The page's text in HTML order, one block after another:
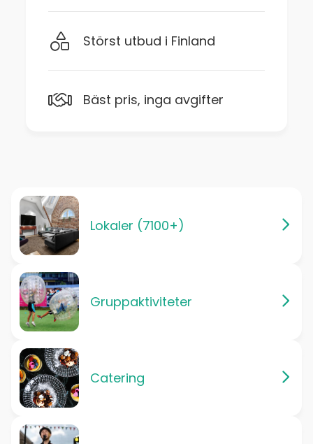
Störst utbud i Finland
Bäst pris, inga avgifter
Lokaler (7100+)
Gruppaktiviteter
Catering